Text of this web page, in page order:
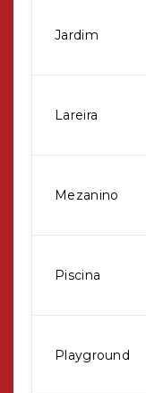
Jardim
Lareira
Mezanino
Piscina
Playground